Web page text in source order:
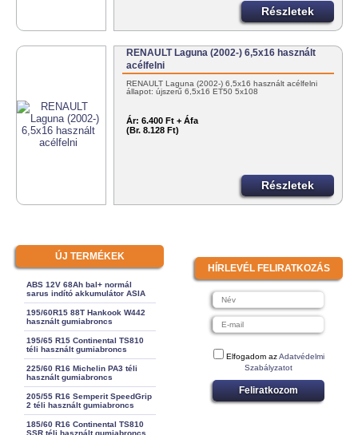
Részletek
RENAULT Laguna (2002-) 6,5x16 használt
acélfelni
RENAULT Laguna (2002-) 6,5x16 használt acélfelni
állapot: újszerű 6,5x16 ET50 5x108
Ár: 6.400 Ft + Áfa
(Br. 8.128 Ft)
Részletek
ÚJ TERMÉKEK
ABS 12V 68Ah bal+ normál
sarus indító akkumulátor ASIA
195/60R15 88T Hankook W442
használt gumiabroncs
195/65 R15 Continental TS810
téli használt gumiabroncs
225/60 R16 Michelin PA3 téli
használt gumiabroncs
205/55 R16 Semperit SpeedGrip
2 téli használt gumiabroncs
185/60 R16 Continental TS810
SSR téli használt gumiabroncs
HÍRLEVÉL FELIRATKOZÁS
Elfogadom azAdatvédelmi
Szabályzatot
Feliratkozom